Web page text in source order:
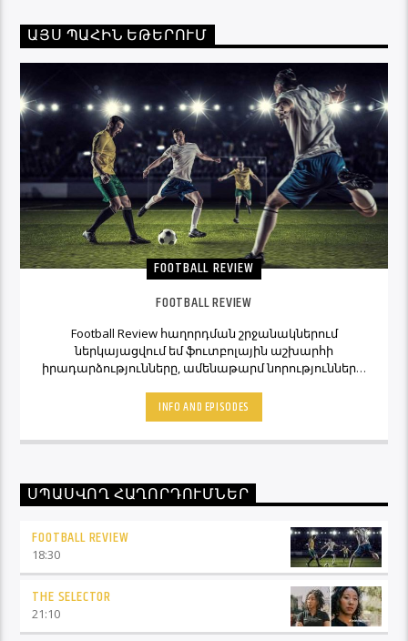
ԱՅՍ ՊԱՀԻՆ ԵԹԵՐՈՒՄ
FOOTBALL REVIEW
FOOTBALL REVIEW
Football Review հաղորդման շրջանակներում
ներկայացվում եմ ֆուտբոլային աշխարհի
իրադարձությունները, ամենաթարմ նորությունները,
տեսակետները։ Հետևեք Լավագույնի եթերին եւ
Ֆուտբոլ Ռիվյու հաղորդաշարի միջոցով մշտապես
կլինեք ֆուտբոլային աշխարհի կիզակետում։
INFO AND EPISODES
ՍՊԱՍՎՈՂ ՀԱՂՈՐԴՈՒՄՆԵՐ
FOOTBALL REVIEW
18:30
THE SELECTOR
21:10